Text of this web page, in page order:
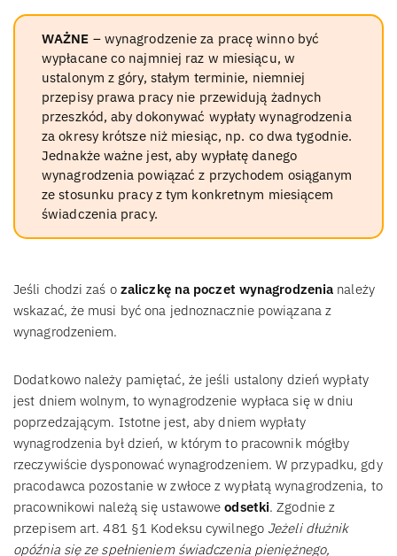
WAŻNE – wynagrodzenie za pracę winno być
wypłacane co najmniej raz w miesiącu, w
ustalonym z góry, stałym terminie, niemniej
przepisy prawa pracy nie przewidują żadnych
przeszkód, aby dokonywać wypłaty wynagrodzenia
za okresy krótsze niż miesiąc, np. co dwa tygodnie.
Jednakże ważne jest, aby wypłatę danego
wynagrodzenia powiązać z przychodem osiąganym
ze stosunku pracy z tym konkretnym miesiącem
świadczenia pracy.
Jeśli chodzi zaś o zaliczkę na poczet wynagrodzenia należy
wskazać, że musi być ona jednoznacznie powiązana z
wynagrodzeniem.
Dodatkowo należy pamiętać, że jeśli ustalony dzień wypłaty
jest dniem wolnym, to wynagrodzenie wypłaca się w dniu
poprzedzającym. Istotne jest, aby dniem wypłaty
wynagrodzenia był dzień, w którym to pracownik mógłby
rzeczywiście dysponować wynagrodzeniem. W przypadku, gdy
pracodawca pozostanie w zwłoce z wypłatą wynagrodzenia, to
pracownikowi należą się ustawoweodsetki. Zgodnie z
przepisem art. 481 §1 Kodeksu cywilnego Jeżeli dłużnik
opóźnia się ze spełnieniem świadczenia pieniężnego,